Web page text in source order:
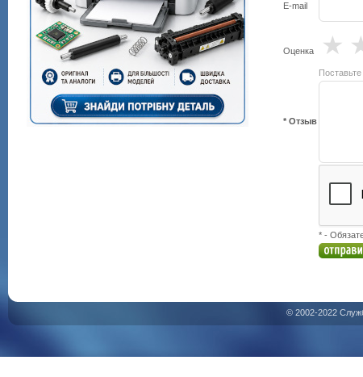
E-mail
Оценка ★
* Отзыв
* -
© 2002-2022